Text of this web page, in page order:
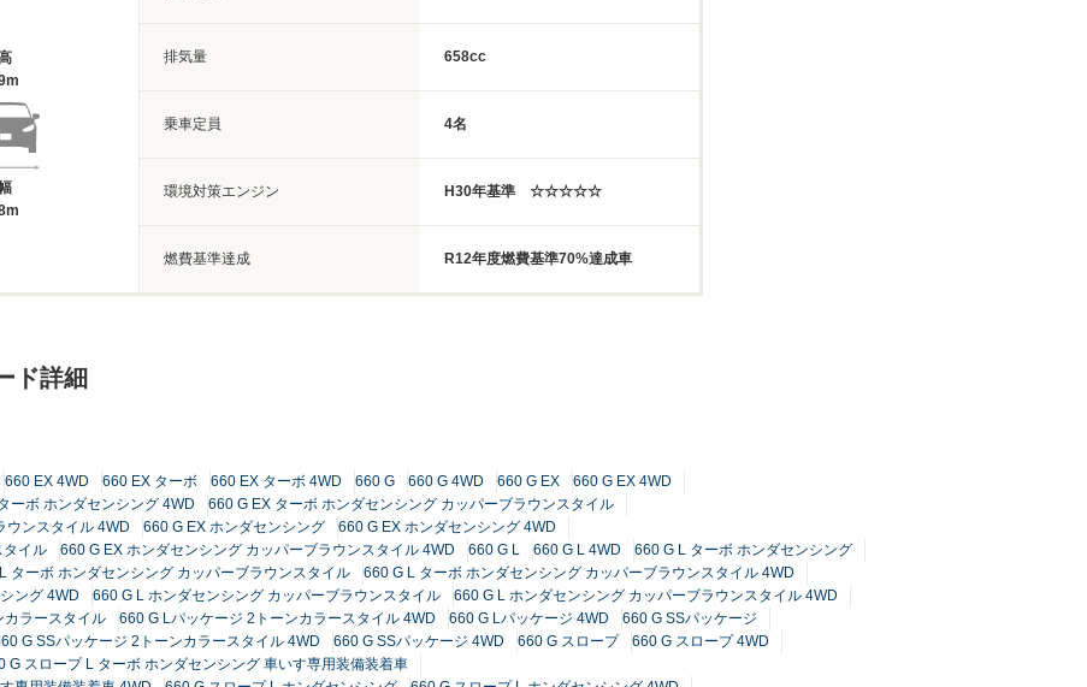
排気量 658cc
乗車定員 4名
環境対策エンジン H30年基準 ☆☆☆☆☆
燃費基準達成 R12年度燃費基準70%達成車
ド詳細
660 EX 4WD 660 EX ターボ 660 EX ターボ 4WD 660 G 660 G 4WD 660 G EX
660 G EX 4WD
ーボ ホンダセンシング 4WD
660 G EX ターボ ホンダセンシング カッパーブラウンスタイル
ウンスタイル 4WD
660 G EX ホンダセンシング
660 G EX ホンダセンシング 4WD
タイル
660 G EX ホンダセンシング カッパーブラウンスタイル 4WD 660 G L 660 G L 4WD
660 G L ターボ ホンダセンシング
ターボ ホンダセンシング カッパーブラウンスタイル
660 G L ターボ ホンダセンシング カッパーブラウンスタイル 4WD
ング 4WD 660 G L ホンダセンシング カッパーブラウンスタイル
660 G L ホンダセンシング カッパーブラウンスタイル 4WD
ラースタイル 660 G Lパッケージ 2トーンカラースタイル 4WD 660 G Lパッケージ 4WD
660 G SSパッケージ
G SSパッケージ 2トーンカラースタイル 4WD 660 G SSパッケージ 4WD 660 G スロープ
660 G スロープ 4WD
G スロープ L ターボ ホンダセンシング 車いす専用装備装着車